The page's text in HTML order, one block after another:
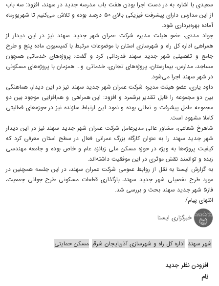
سعیدی با اشاره به در دست اجرا بودن هفت باب مدرسه جدید در سهند، افزود: سه باب
از این مدارس دارای پیشرفت فیزیکی بالای ۵۰ درصد بوده و تلاش می‌کنیم تا شهریورماه
آماده بهره‌برداری شود.
جواد مددی، عضو هیئت مدیره شرکت عمران شهر جدید سهند نیز در این دیدار از
همراهی اداره کل راه و شهرسازی استان با موضوعات مرتبط با کمیسیون ماده پنج و طرح
جامع و تفصیلی شهر جدید سهند قدردانی کرد و گفت: پروژه‌های خدماتی همچون
مساجد، مدارس، بیمارستان، پروژه‌های تجاری، خدماتی و... همزمان با پروژه‌های مسکونی
در شهر سهند اجرا می‌شود.
داود یاری، عضو هیئت مدیره شرکت عمران شهر جدید سهند نیز در این دیدار، هماهنگی
بین دو مجموعه را قابل تقدیر برشمرد و افزود: این همراهی و هم‌افزایی موجود بین دو
مجموعه عامل پیشرفت و تعالی بوده و نمود این ارتباط سازنده نیز در حوزه‌های فعالیتی
کاملا مشهود است.
شاهرخ شعاعی، مشاور عالی مدیرعامل شرکت عمران شهر جدید سهند نیز در این دیدار
شهر جدید سهند را به عنوان کارگاه بزرگ عمرانی فعال در سطح استان معرفی کرد که
کیفیت پروژه‌ها به ویژه در حوزه مسکن ملی زبانزد عام و خاص بوده و جامعه مهندسی
زبده و توانمند نقش موثری در این موفقیت داشته‌اند.
به گزارش ایسنا به نقل از روابط عمومی شرکت عمران سهند، در این جلسه همچنین در
مورد طرح تفصیلی شهر جدید سهند، بارگذاری قطعات مسکونی طرح جوانی جمعیت،
فاز۵ شهر جدید سهند بحث و بررسی شد.
انتهای پیام/
خبرگزاری ایسنا
شهر سهند اداره کل راه و شهرسازی آذربایجان شرقی مسکن حمایتی
افزودن نظر جدید
نام